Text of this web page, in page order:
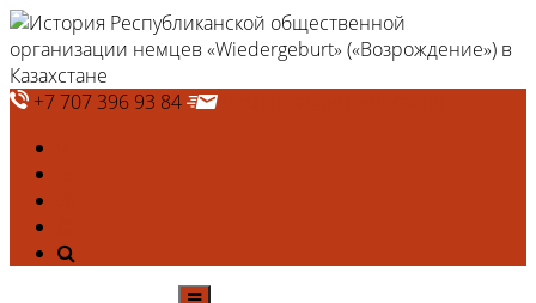
+7 707 396 93 84